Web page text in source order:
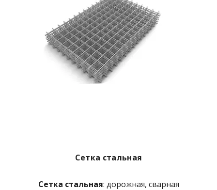
Сетка стальная
Сетка стальная: дорожная, сварная